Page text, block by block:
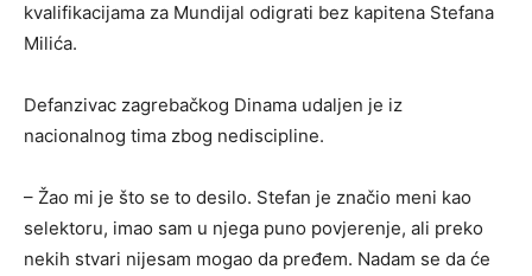
kvalifikacijama za Mundijal odigrati bez kapitena Stefana
Milića.
Defanzivac zagrebačkog Dinama udaljen je iz
nacionalnog tima zbog nediscipline.
– Žao mi je što se to desilo. Stefan je značio meni kao
selektoru, imao sam u njega puno povjerenje, ali preko
nekih stvari nijesam mogao da pređem. Nadam se da će